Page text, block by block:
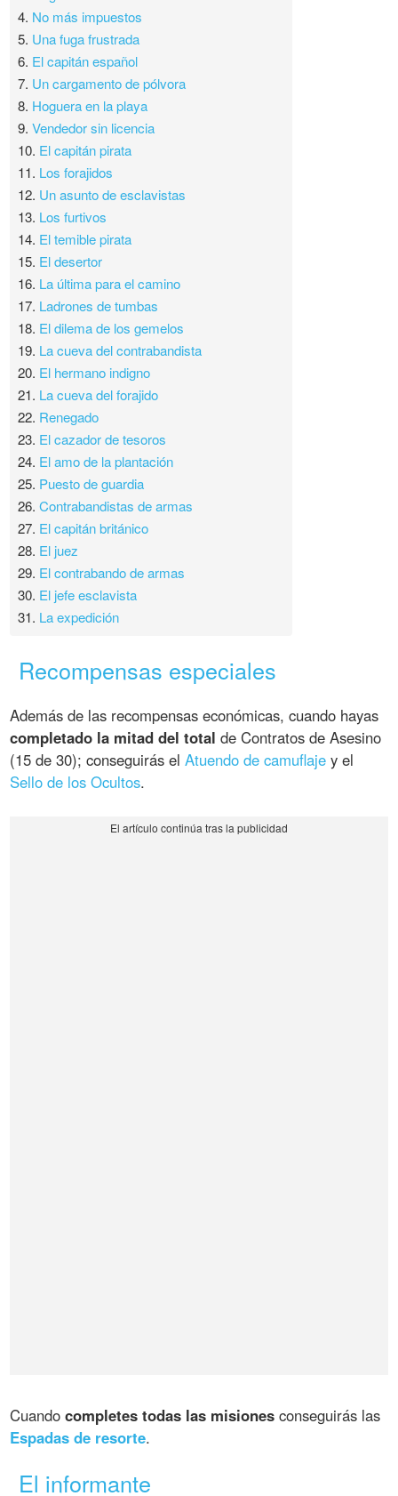
4. No más impuestos
5. Una fuga frustrada
6. El capitán español
7. Un cargamento de pólvora
8. Hoguera en la playa
9.Vendedor sin licencia
10. El capitán pirata
11. Los forajidos
12. Un asunto de esclavistas
13. Los furtivos
14. El temible pirata
15. El desertor
16. La última para el camino
17. Ladrones de tumbas
18. El dilema de los gemelos
19. La cueva del contrabandista
20. El hermano indigno
21. La cueva del forajido
22. Renegado
23. El cazador de tesoros
24. El amo de la plantación
25. Puesto de guardia
26.Contrabandistas de armas
27. El capitán británico
28. El juez
29. El contrabando de armas
30. El jefe esclavista
31. La expedición
Recompensas especiales
Además de las recompensas económicas, cuando hayas
completado la mitad del total de Contratos de Asesino
(15 de 30); conseguirás elAtuendo de camuflaje y el
Sello de los Ocultos.
Cuandocompletes todas las misiones conseguirás las
Espadas de resorte.
El informante